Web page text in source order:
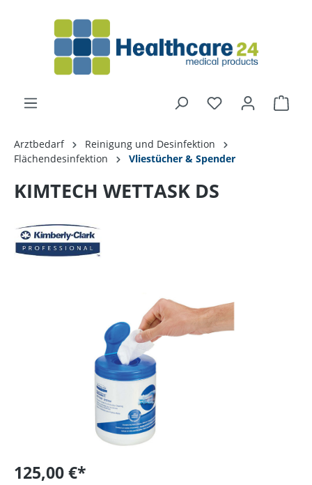
Arztbedarf
Reinigung und Desinfektion
Flächendesinfektion
Vliestücher & Spender
KIMTECH WETTASK DS
125,00 €*